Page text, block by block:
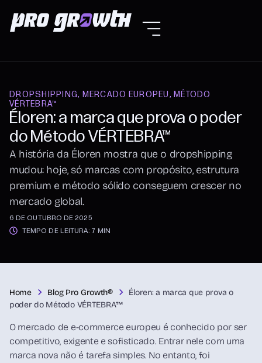
DROPSHIPPING, MERCADO EUROPEU, MÉTODO
VÉRTEBRA™
Éloren: a marca que prova o poder
do Método VÉRTEBRA™
A história da Éloren mostra que o dropshipping
mudou: hoje, só marcas com propósito, estrutura
premium e método sólido conseguem crescer no
mercado global.
6 DE OUTUBRO DE 2025
TEMPO DE LEITURA: 7 MIN
Home Blog Pro Growth®
Éloren: a marca que prova o
poder do Método VÉRTEBRA™
O mercado de e-commerce europeu é conhecido por ser
competitivo, exigente e sofisticado. Entrar nele com uma
marca nova não é tarefa simples. No entanto, foi